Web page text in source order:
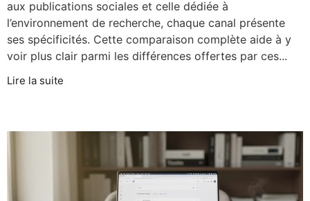
aux publications sociales et celle dédiée à
l’environnement de recherche, chaque canal présente
ses spécificités. Cette comparaison complète aide à y
voir plus clair parmi les différences offertes par ces...
Lire la suite